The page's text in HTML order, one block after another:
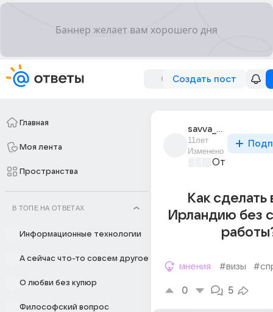
Создать пост
Главная
Моя лента
Пространства
В ТОПЕ НА ОТВЕТАХ
Информационные технологии
А сейчас что-то совсем другое
О любви без купюр
Философский вопрос
savva_vassov
11лет
Изменено
Отпуск
Как сделать
Ирландию без
мнения #визы
0 5